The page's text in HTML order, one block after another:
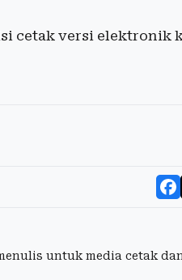
cetak versi elektronik
untuk media cetak